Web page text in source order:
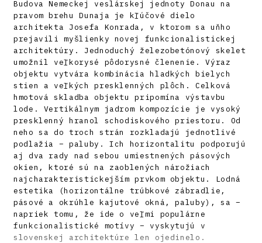
Budova Nemeckej veslárskej jednoty Donau na
pravom brehu Dunaja je kľúčové dielo
architekta Josefa Konrada, v ktorom sa uňho
prejavili myšlienky novej funkcionalistickej
architektúry. Jednoduchý železobetónový skelet
umožnil veľkorysé pôdorysné členenie. Výraz
objektu vytvára kombinácia hladkých bielych
stien a veľkých presklenných plôch. Celková
hmotová skladba objektu pripomína výstavbu
lode. Vertikálnym jadrom kompozície je vysoký
presklenný hranol schodiskového priestoru. Od
neho sa do troch strán rozkladajú jednotlivé
podlažia – paluby. Ich horizontalitu podporujú
aj dva rady nad sebou umiestnených pásových
okien, ktoré sú na zaoblených nárožiach
najcharakteristickejším prvkom objektu. Lodná
estetika (horizontálne trúbkové zábradlie,
pásové a okrúhle kajutové okná, paluby), sa –
napriek tomu, že ide o veľmi populárne
funkcionalistické motívy – vyskytujú v
slovenskej architektúre len ojedinelo.